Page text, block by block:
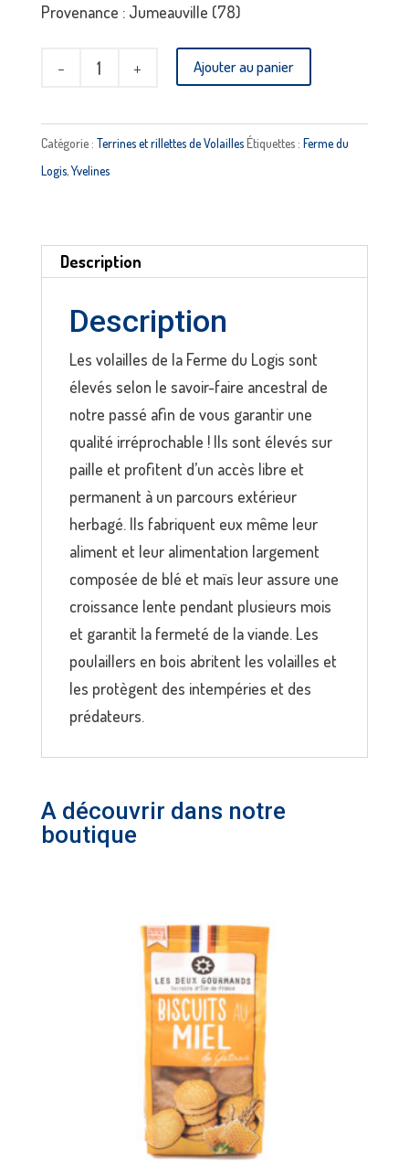
Provenance : Jumeauville (78)
quantité
de
poulet
vert
FERME
DU
LOGIS
Ajouter au panier
Catégorie : Terrines et rillettes de VolaillesÉtiquettes : Ferme du
Logis,Yvelines
Description
Description
Les volailles de la Ferme du Logis sont
élevés selon le savoir-faire ancestral de
notre passé afin de vous garantir une
qualité irréprochable ! Ils sont élevés sur
paille et profitent d’un accès libre et
permanent à un parcours extérieur
herbagé. Ils fabriquent eux même leur
aliment et leur alimentation largement
composée de blé et maïs leur assure une
croissance lente pendant plusieurs mois
et garantit la fermeté de la viande. Les
poulaillers en bois abritent les volailles et
les protègent des intempéries et des
prédateurs.
A découvrir dans notre
boutique